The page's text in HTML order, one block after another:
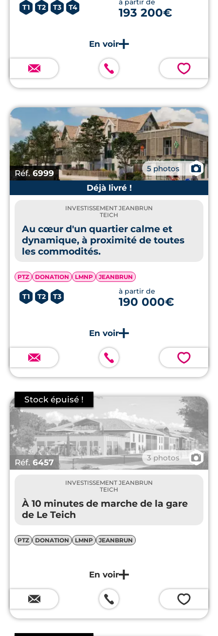
T1 T2 T3 T4
à partir de
193 200€
💗
Réf.6999 5 photos
📷
Déjà livré !
INVESTISSEMENT JEANBRUN
TEICH
Au cœur d'un quartier calme et
dynamique, à proximité de toutes
les commodités.
PTZ DONATION LMNP JEANBRUN
T1 T2 T3
à partir de
190 000€
💗
Réf. 6457 3 photos 📷
INVESTISSEMENT JEANBRUN
TEICH
À 10 minutes de marche de la gare
de Le Teich
PTZ DONATION LMNP JEANBRUN
💗